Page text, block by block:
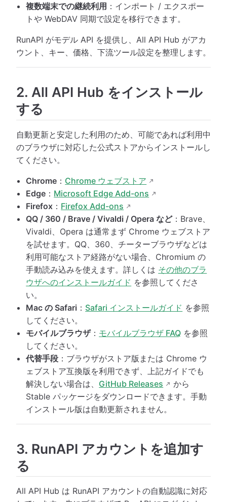
複数端末での継続利用 ：インポート / エクスポー
トや WebDAV 同期で設定を移行できます。
RunAPI がモデル API を提供し、All API Hub がアカ
ウント、キー、価格、下流ツール設定を整理します。
2. All API Hub をインストール
する
自動更新と安定した利用のため、可能であれば利用中
のブラウザに対応した公式ストアからインストールし
てください。
Chrome ： Chrome ウェブストア
Edge ： Microsoft Edge Add-ons
Firefox ： Firefox Add-ons
QQ / 360 / Brave / Vivaldi / Opera など：Brave、
Vivaldi、Opera は通常まず Chrome ウェブストア
を試せます。QQ、360、チーターブラウザなどは
利用可能なストア経路がない場合、Chromium の
手動読み込みを使えます。詳しくは その他のブラ
ウザへのインストールガイド を参照してくださ
い。
Mac の Safari ： Safari インストールガイド を参照
してください。
モバイルブラウザ： モバイルブラウザ FAQ を参照
してください。
代替手段 ：ブラウザがストア版または Chrome ウ
ェブストア互換版を利用できず、上記ガイドでも
解決しない場合は、 GitHub Releases
から
Stable パッケージをダウンロードできます。手動
インストール版は自動更新されません。
3. RunAPI アカウントを追加す
る
All API Hub は RunAPI アカウントの自動認識に対応